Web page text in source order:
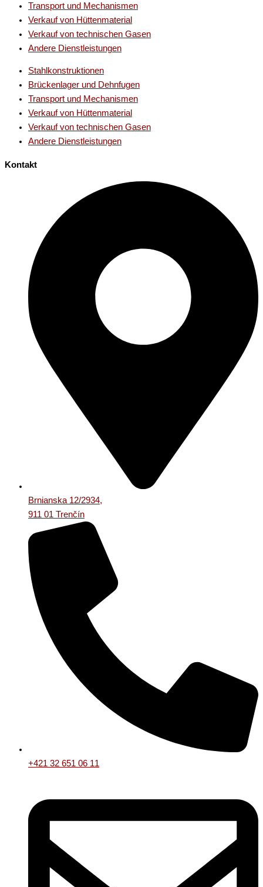
Transport und Mechanismen
Verkauf von Hüttenmaterial
Verkauf von technischen Gasen
Andere Dienstleistungen
Stahlkonstruktionen
Brückenlager und Dehnfugen
Transport und Mechanismen
Verkauf von Hüttenmaterial
Verkauf von technischen Gasen
Andere Dienstleistungen
Kontakt
Brnianska 12/2934,
911 01 Trenčín
+421 32 651 06 11